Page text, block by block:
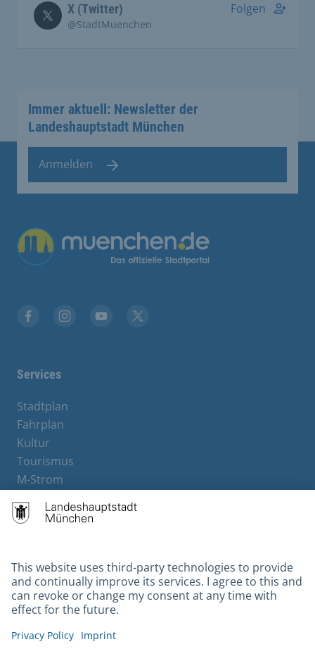
X (Twitter)
@StadtMuenchen
Folgen
Immer aktuell: Newsletter der
Landeshauptstadt München
Anmelden
Übergreifende Links
Services
Stadtplan
Fahrplan
Kultur
Tourismus
M-Strom
Hotels
Contact
Barrierefreiheit
Leichte Sprache
Gebärdensprache